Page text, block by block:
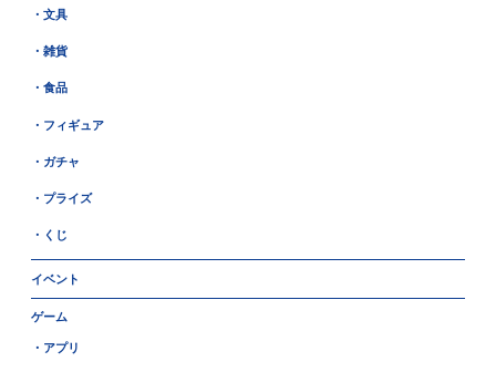
・文具
・雑貨
・食品
・フィギュア
・ガチャ
・プライズ
・くじ
イベント
ゲーム
・アプリ